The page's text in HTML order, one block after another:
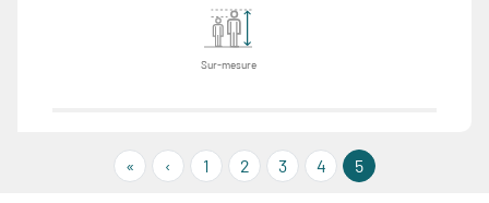
Sur-mesure
« « First
‹ ‹‹ 1 2 3 4 5